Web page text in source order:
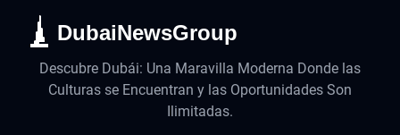
DubaiNewsGroup
Descubre Dubái: Una Maravilla Moderna Donde las
Culturas se Encuentran y las Oportunidades Son
Ilimitadas.